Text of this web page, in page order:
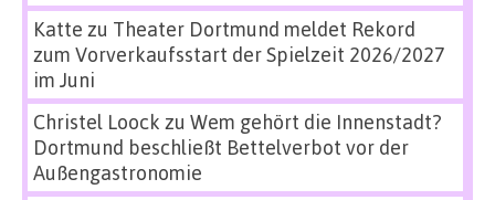
Katte zu Theater Dortmund meldet Rekord
zum Vorverkaufsstart der Spielzeit 2026/2027
im Juni
Christel Loock zu Wem gehört die Innenstadt?
Dortmund beschließt Bettelverbot vor der
Außengastronomie